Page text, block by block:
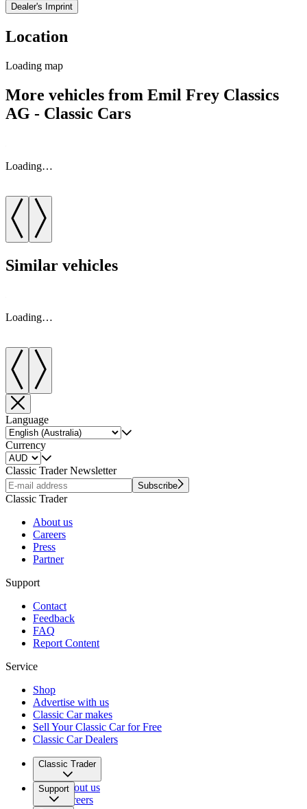
Dealer's Imprint
Location
Loading map
More vehicles from Emil Frey Classics
AG - Classic Cars
Loading…
Similar vehicles
Loading…
Language
Currency
Classic Trader Newsletter
Subscribe
Classic Trader
About us
Careers
Press
Partner
Support
Contact
Feedback
FAQ
Report Content
Service
Shop
Advertise with us
Classic Car makes
Sell Your Classic Car for Free
Classic Car Dealers
Classic Trader
About us
Careers
Support